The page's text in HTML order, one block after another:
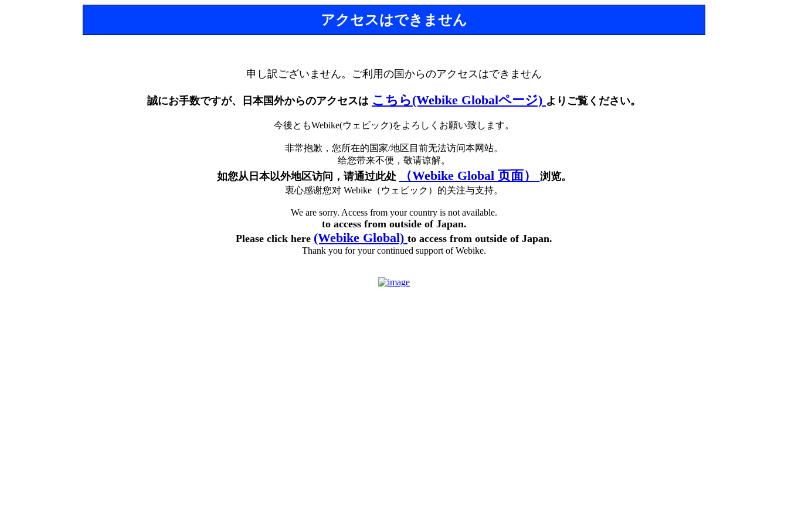
アクセスはできません
申し訳ございません。ご利用の国からのアクセスはできません
誠にお手数ですが、日本国外からのアクセスは こちら(Webike Globalページ) よりご覧ください。
今後ともWebike(ウェビック)をよろしくお願い致します。
非常抱歉，您所在的国家/地区目前无法访问本网站。
给您带来不便，敬请谅解。
如您从日本以外地区访问，请通过此处 （Webike Global 页面） 浏览。
衷心感谢您对 Webike（ウェビック）的关注与支持。
We are sorry. Access from your country is not available.
to access from outside of Japan.
Please click here (Webike Global) to access from outside of Japan.
Thank you for your continued support of Webike.